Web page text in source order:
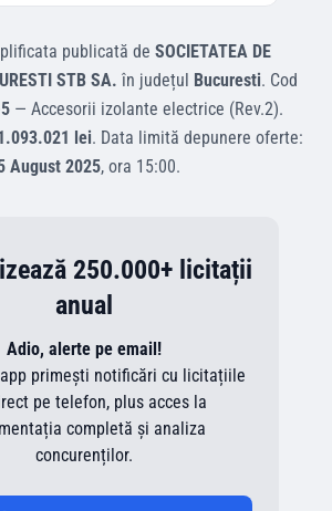
publicată de SOCIETATEA DE
STB SA. în județul Bucuresti. Cod
— Accesorii izolante electrice (Rev.2).
lei. Data limită depunere oferte:
August 2025, ora 15:00.
250.000+ licitații
anual
Adio, alerte pe email!
primești notificări cu licitațiile
pe telefon, plus acces la
completă și analiza
concurenților.